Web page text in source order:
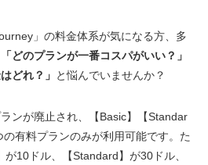
」の料金体系が気になる方、多
「どのプランが一番コスパがいい？」
どれ？」 と悩んでいませんか？
ンが廃止され、【Basic】【Standar
有料プランのみが利用可能です。た
10ドル、【Standard】が30ドル、